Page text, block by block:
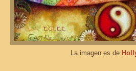
La imagen es de